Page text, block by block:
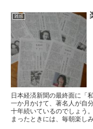
雑感
日本経済新聞の最終面に「
一か月かけて、著名人が自
十年続いているのでしょう
まったときには、毎朝楽し